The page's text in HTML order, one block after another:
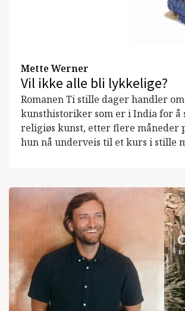
Mette Werner
Vil ikke alle bli lykkelige?
Romanen Ti stille dager handler
kunsthistoriker som er i India for å
religiøs kunst, etter flere måneder
hun nå underveis til et kurs i stille